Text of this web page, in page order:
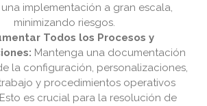
implementación a gran escala,
minimizando riesgos.
Todos los Procesos y
Mantenga una documentación
la configuración, personalizaciones,
y procedimientos operativos
es crucial para la resolución de